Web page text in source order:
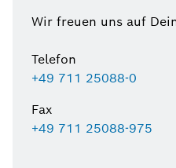
Wir freuen uns auf
Telefon
+49 711 25088-0
Fax
+49 711 25088-975